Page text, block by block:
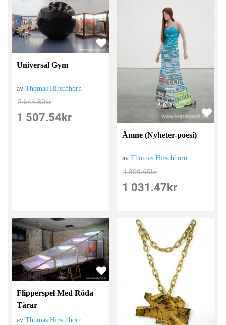
Universal Gym
avThomas Hirschhorn
2 644.80kr
1 507.54 kr
Ämne (Nyheter-poesi)
avThomas Hirschhorn
1 809.60kr
1 031.47 kr
Flipperspel Med Röda
Tårar
avThomas Hirschhorn